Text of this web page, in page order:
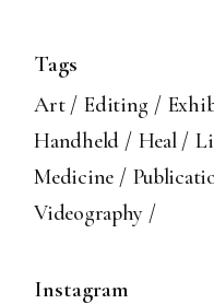
Tags
Art Editing
Handheld
Heal
Medicine
Videography
Instagram